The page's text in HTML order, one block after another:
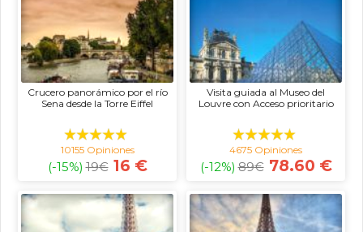
Crucero panorámico por el río
Sena desde la Torre Eiffel
10155 Opiniones
(-15%) 19€ 16 €
Visita guiada al Museo del
Louvre con Acceso prioritario
4675 Opiniones
(-12%) 89€ 78.60 €